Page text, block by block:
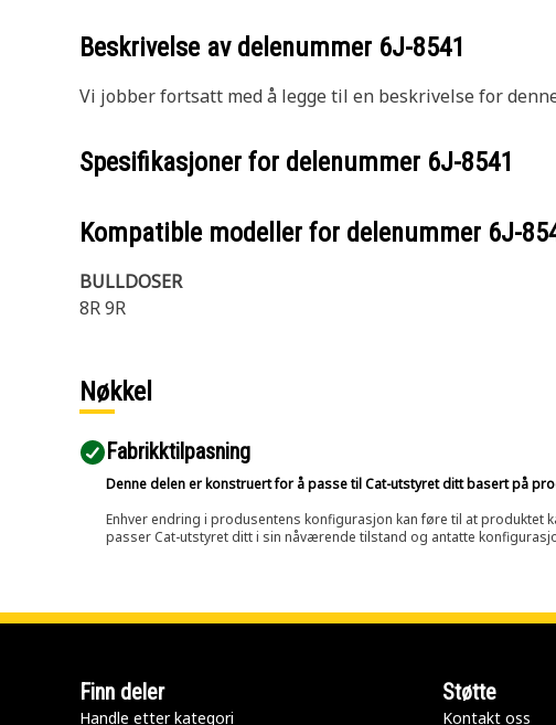
Beskrivelse av delenummer 6J-8541
Vi jobber fortsatt med å legge til en beskrivelse for
Spesifikasjoner for delenummer 6J-8541
Kompatible modeller for delenummer 6J-
BULLDOSER
8R 9R
Nøkkel
Fabrikktilpasning
Denne delen er konstruert for å passe til Cat-utstyret ditt basert på
Enhver endring i produsentens konfigurasjon kan føre til at produktet
passer Cat-utstyret ditt i sin nåværende tilstand og antatte
Finn deler
Handle etter kategori
Støtte
Kontakt oss